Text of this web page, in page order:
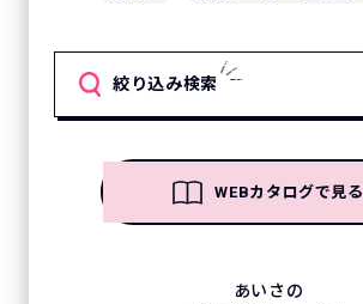
絞り込み検索
WEBカタログで見る
あいさの